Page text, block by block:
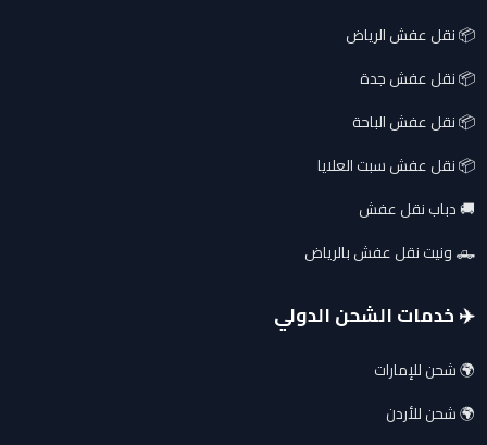
📦 نقل عفش الرياض
📦 نقل عفش جدة
📦 نقل عفش الباحة
📦 نقل عفش سبت العلايا
🚚 دباب نقل عفش
🛻 ونيت نقل عفش بالرياض
✈️ خدمات الشحن الدولي
🌍 شحن للإمارات
🌍 شحن للأردن